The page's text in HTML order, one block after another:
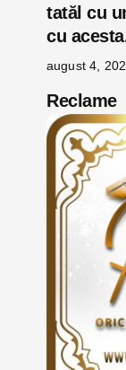
tatăl cu
cu
august 4,
Reclame